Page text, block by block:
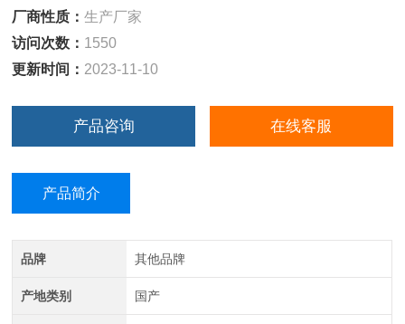
厂商性质：生产厂家
访问次数： 1550
更新时间： 2023-11-10
产品咨询 在线客服
产品简介
品牌 其他品牌
产地类别 国产